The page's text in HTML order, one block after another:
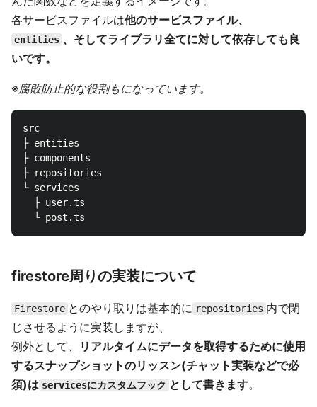
各サービスファイルは他のサービスファイル、
entities 、そしてライブラリ全てに対して依存しても良
いです。
※腐敗防止的な役割もになっています。
src
├ entities
├ components
├ repositories
└ services
  ├ user.ts
firestore周りの実装について
Firestore とのやり取りは基本的に repositories 内で閉
じさせるように実装しますが、
例外として、
リアルタイムにデータを取得するために使用
するスナップショットのリッスン(チャット実装などで必
須)は servicesにカスタムフック として書きます。